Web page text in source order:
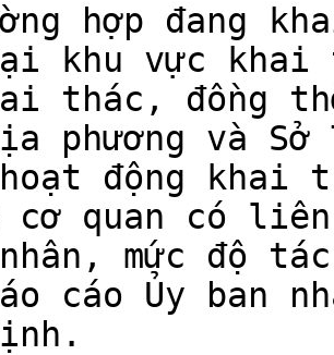
hợp đang
khu vực khai
thác, đồng
phương và
động khai
cơ quan có
nhân, mức độ
cáo Ủy ban